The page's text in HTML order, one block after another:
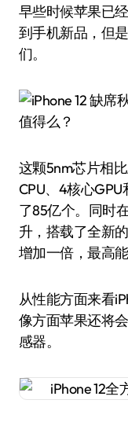
早些时候苹果已
到手机新品，但
们。
这颗5nm芯片相
CPU、4核心GPU
了85亿个。同时
升，搭载了全新
增加一倍，最高能
从性能方面来看
像方面苹果还将
感器。